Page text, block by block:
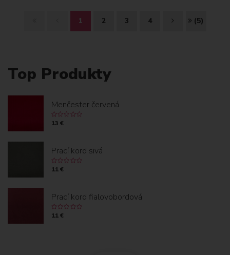
I
O
1 2 3 4 Ď K (5)
Top Produkty
Menčester červená
13 €
Prací kord sivá
11 €
Prací kord fialovobordová
11 €